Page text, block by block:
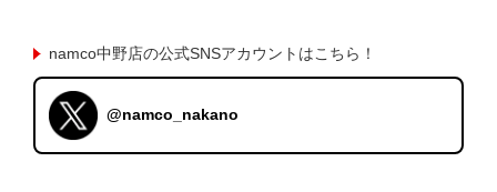
namco中野店の公式SNSアカウントはこちら！
@namco_nakano